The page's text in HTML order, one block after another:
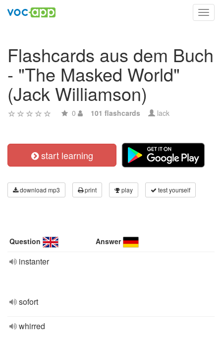
Flashcards aus dem Buch
- "The Masked World"
(Jack Williamson)
0 101 flashcards lack
start learning
download mp3 print play test yourself
Question Answer
instanter
sofort
whirred